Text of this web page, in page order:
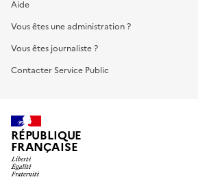
Aide
Vous êtes une administration ?
Vous êtes journaliste ?
Contacter Service Public
RÉPUBLIQUE
FRANÇAISE